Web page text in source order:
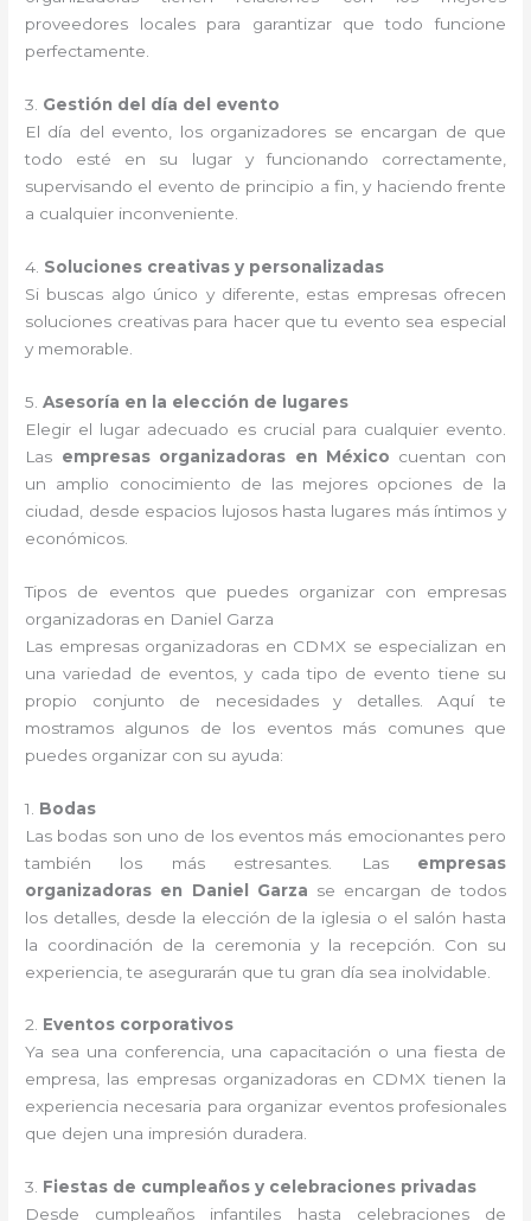
proveedores locales para garantizar que todo funcione
perfectamente.
3. Gestión del día del evento
El día del evento, los organizadores se encargan de que
todo esté en su lugar y funcionando correctamente,
supervisando el evento de principio a fin, y haciendo frente
a cualquier inconveniente.
4. Soluciones creativas y personalizadas
Si buscas algo único y diferente, estas empresas ofrecen
soluciones creativas para hacer que tu evento sea especial
y memorable.
5.Asesoría en la elección de lugares
Elegir el lugar adecuado es crucial para cualquier evento.
Las empresas organizadoras en México cuentan con
un amplio conocimiento de las mejores opciones de la
ciudad, desde espacios lujosos hasta lugares más íntimos y
económicos.
Tipos de eventos que puedes organizar con empresas
organizadoras en Daniel Garza
Las empresas organizadoras en CDMX se especializan en
una variedad de eventos, y cada tipo de evento tiene su
propio conjunto de necesidades y detalles. Aquí te
mostramos algunos de los eventos más comunes que
puedes organizar con su ayuda:
1. Bodas
Las bodas son uno de los eventos más emocionantes pero
también los más estresantes. Las empresas
organizadoras en Daniel Garza se encargan de todos
los detalles, desde la elección de la iglesia o el salón hasta
la coordinación de la ceremonia y la recepción. Con su
experiencia, te asegurarán que tu gran día sea inolvidable.
2. Eventos corporativos
Ya sea una conferencia, una capacitación o una fiesta de
empresa, las empresas organizadoras en CDMX tienen la
experiencia necesaria para organizar eventos profesionales
que dejen una impresión duradera.
3. Fiestas de cumpleaños y celebraciones privadas
Desde cumpleaños infantiles hasta celebraciones de